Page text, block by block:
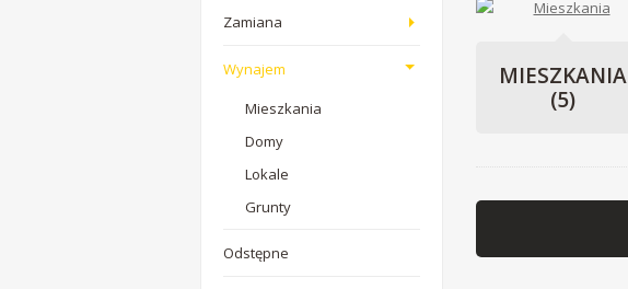
MIESZKANIA
(5)
Zamiana
Wynajem
Mieszkania
Domy
Lokale
Grunty
Odstępne